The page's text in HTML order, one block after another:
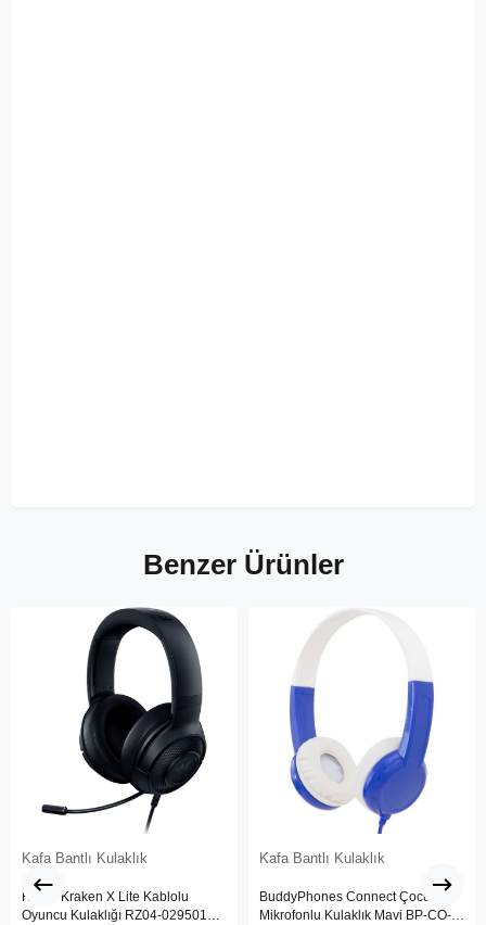
Benzer Ürünler
Kafa Bantlı Kulaklık
Razer Kraken X Lite Kablolu
Oyuncu Kulaklığı RZ04-02950100-
Kafa Bantlı Kulaklık
BuddyPhones Connect Çocuk
Mikrofonlu Kulaklık Mavi BP-CO-